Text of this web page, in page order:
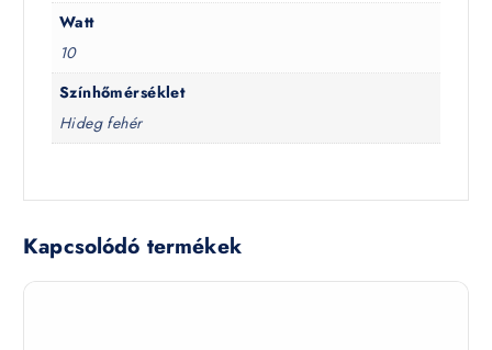
Watt
10
Színhőmérséklet
Hideg fehér
Kapcsolódó termékek